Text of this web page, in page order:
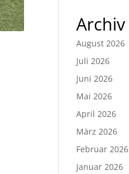
Archiv
August 2026
Juli 2026
Juni 2026
Mai 2026
April 2026
März 2026
Februar 2026
Januar 2026